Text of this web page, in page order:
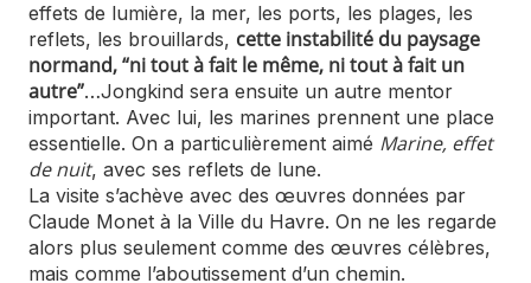
effets de lumière, la mer, les ports, les plages, les
reflets, les brouillards, cette instabilité du paysage
normand, “ni tout à fait le même, ni tout à fait un
autre”…Jongkind sera ensuite un autre mentor
important. Avec lui, les marines prennent une place
essentielle. On a particulièrement aimé Marine, effet
de nuit, avec ses reflets de lune.
La visite s’achève avec des œuvres données par
Claude Monet à la Ville du Havre. On ne les regarde
alors plus seulement comme des œuvres célèbres,
mais comme l’aboutissement d’un chemin.